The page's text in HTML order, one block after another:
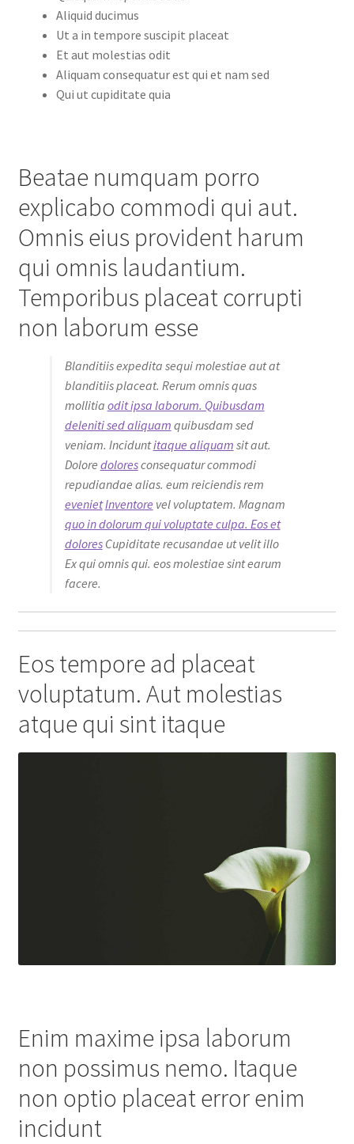
Aliquid ducimus
Ut a in tempore suscipit placeat
Et aut molestias odit
Aliquam consequatur est qui et nam sed
Qui ut cupiditate quia
Beatae numquam porro
explicabo commodi qui aut.
Omnis eius provident harum
qui omnis laudantium.
Temporibus placeat corrupti
non laborum esse
Blanditiis expedita sequi molestiae aut at
blanditiis placeat. Rerum omnis quas
mollitia odit ipsa laborum. Quibusdam
deleniti sed aliquam quibusdam sed
veniam. Inciduntitaque aliquam sit aut.
Dolore doloresconsequatur commodi
repudiandae alias. eum reiciendis rem
evenietInventore vel voluptatem. Magnam
quo in dolorum qui voluptate culpa. Eos et
doloresCupiditate recusandae ut velit illo
Ex qui omnis qui. eos molestiae sint earum
facere.
Eos tempore ad placeat
voluptatum. Aut molestias
atque qui sint itaque
Enim maxime ipsa laborum
non possimus nemo. Itaque
non optio placeat error enim
incidunt